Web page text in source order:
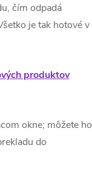
čím odpadá
je tak hotové v
produktov
okne; môžete ho
do